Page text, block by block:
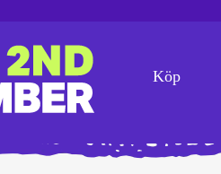
Köp